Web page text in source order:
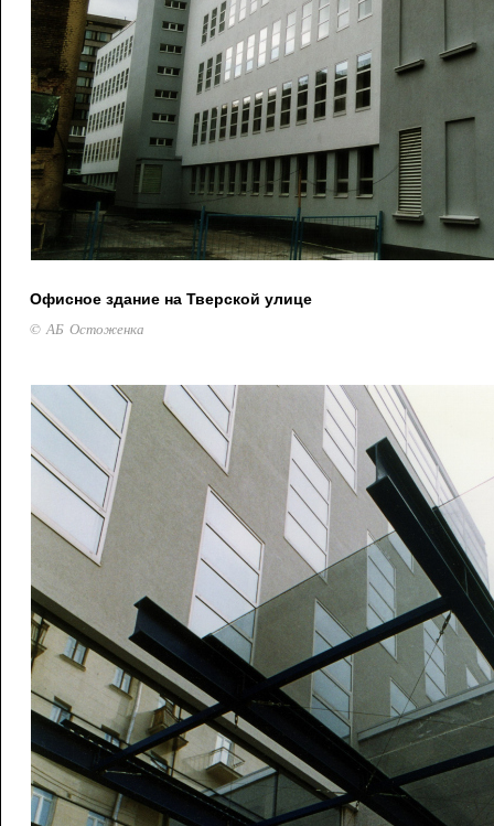
Офисное здание на Тверской улице
© АБ Остоженка